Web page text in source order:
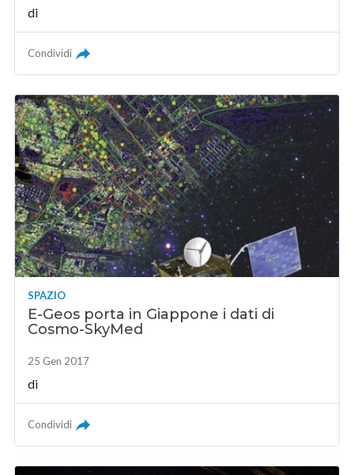
di
Condividi
SPAZIO
E-Geos porta in Giappone i dati di
Cosmo-SkyMed
25 Gen 2017
di
Condividi